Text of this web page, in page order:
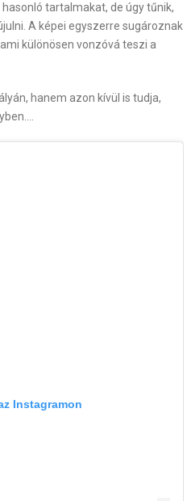
tartalmakat, de úgy tűnik,
A képei egyszerre sugároznak
különösen vonzóvá teszi a
hanem azon kívül is tudja,
Instagramon